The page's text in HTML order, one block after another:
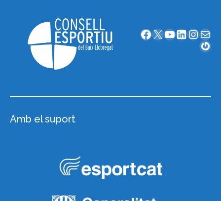
Facebook X YouTube LinkedIn InstagramCorreu electrònic
Gravatar
Amb el suport